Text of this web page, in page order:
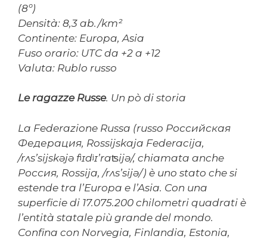
(8º)
Densità: 8,3 ab./km²
Continente: Europa, Asia
Fuso orario: UTC da +2 a +12
Valuta: Rublo russo
Le ragazze Russe. Un pò di storia
La Federazione Russa (russo Российская
Федерация, Rossijskaja Federacija,
/rʌs’sijskəjə fʲɪdʲɪ’raʦijə/, chiamata anche
Россия, Rossija, /rʌs’sijə/) è uno stato che si
estende tra l’Europa e l’Asia. Con una
superficie di 17.075.200 chilometri quadrati è
l’entità statale più grande del mondo.
Confina con Norvegia, Finlandia, Estonia,